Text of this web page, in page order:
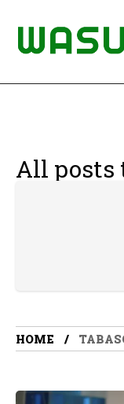
All posts
HOME